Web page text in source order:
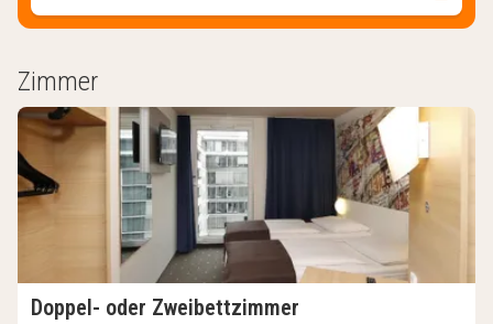
Zimmer
Doppel- oder Zweibettzimmer